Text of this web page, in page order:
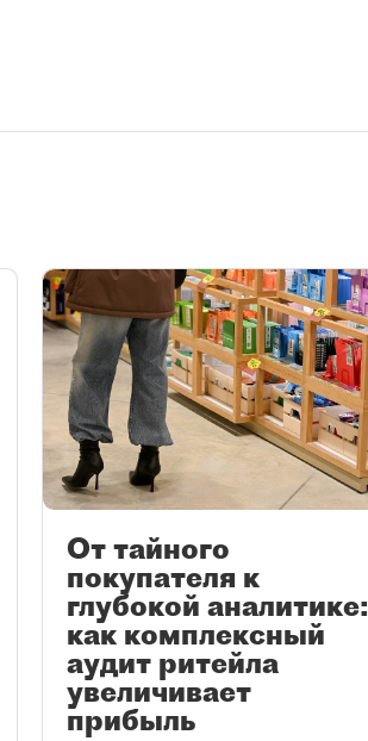
От тайного
покупателя к
глубокой аналитике:
как комплексный
аудит ритейла
увеличивает
прибыль